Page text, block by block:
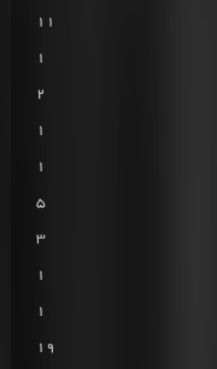
11
1
2
1
1
5
3
1
1
19